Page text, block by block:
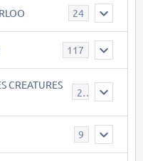
24
117
CREATURES
26
9